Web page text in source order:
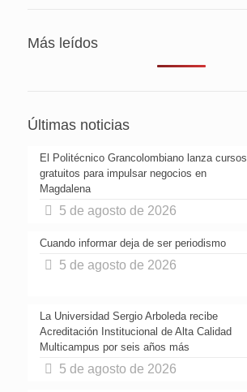
Más leídos
Últimas noticias
El Politécnico Grancolombiano lanza cursos
gratuitos para impulsar negocios en
Magdalena
5 de agosto de 2026
Cuando informar deja de ser periodismo
5 de agosto de 2026
La Universidad Sergio Arboleda recibe
Acreditación Institucional de Alta Calidad
Multicampus por seis años más
5 de agosto de 2026